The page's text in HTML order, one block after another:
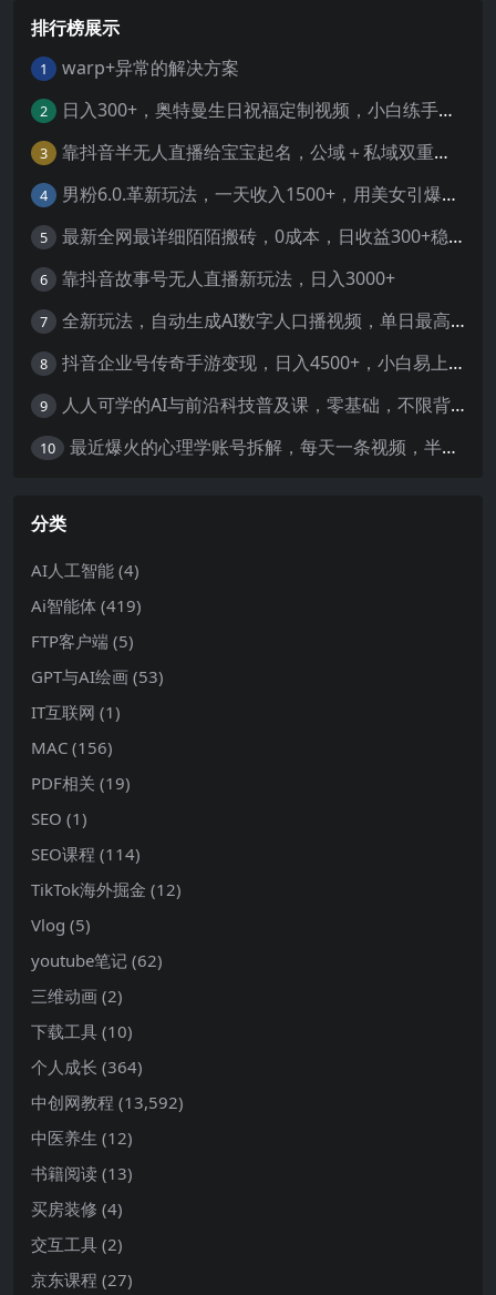
排行榜展示
1 warp+异常的解决方案
2 日入300+，奥特曼生日祝福定制视频，小白练手项目-暖阳网
3 靠抖音半无人直播给宝宝起名，公域＋私域双重变现模式
4 男粉6.0.革新玩法，一天收入1500+，用美女引爆得物APP【揭秘】-暖阳网
5 最新全网最详细陌陌搬砖，0成本，日收益300+稳定收入【揭秘】
6 靠抖音故事号无人直播新玩法，日入3000+
7 全新玩法，自动生成AI数字人口播视频，单日最高3000+，能快速上手!-暖阳网
8 抖音企业号传奇手游变现，日入4500+，小白易上手
9 人人可学的AI与前沿科技普及课，零基础，不限背景通俗易懂，深入浅出-暖阳网
10 最近爆火的心理学账号拆解，每天一条视频，半个小时解决，轻松日入三百+-暖阳网
分类
AI人工智能 (4)
Ai智能体 (419)
FTP客户端 (5)
GPT与AI绘画 (53)
IT互联网 (1)
MAC (156)
PDF相关 (19)
SEO (1)
SEO课程 (114)
TikTok海外掘金 (12)
Vlog (5)
youtube笔记 (62)
三维动画 (2)
下载工具 (10)
个人成长 (364)
中创网教程 (13,592)
中医养生 (12)
书籍阅读 (13)
买房装修 (4)
交互工具 (2)
京东课程 (27)